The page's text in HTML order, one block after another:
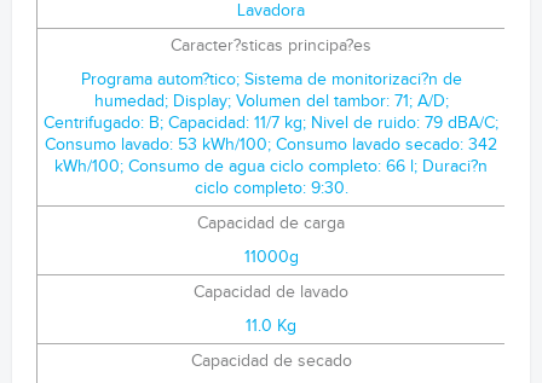
Lavadora
Caracter?sticas principa?es
Programa autom?tico; Sistema de monitorizaci?n de
humedad; Display; Volumen del tambor: 71; A/D;
Centrifugado: B; Capacidad: 11/7 kg; Nivel de ruido: 79 dBA/C;
Consumo lavado: 53 kWh/100; Consumo lavado secado: 342
kWh/100; Consumo de agua ciclo completo: 66 l; Duraci?n
ciclo completo: 9:30.
Capacidad de carga
11000g
Capacidad de lavado
11.0 Kg
Capacidad de secado